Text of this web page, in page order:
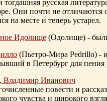
тогдашняя русская
Они почти не отличаются
на месте и теперь устарел.
Идолище (Одолище) -
(Пьетро-Мира Pedrillo) -
в Петербург для пения
Владимир Иванович
повести и
чувства и широкого